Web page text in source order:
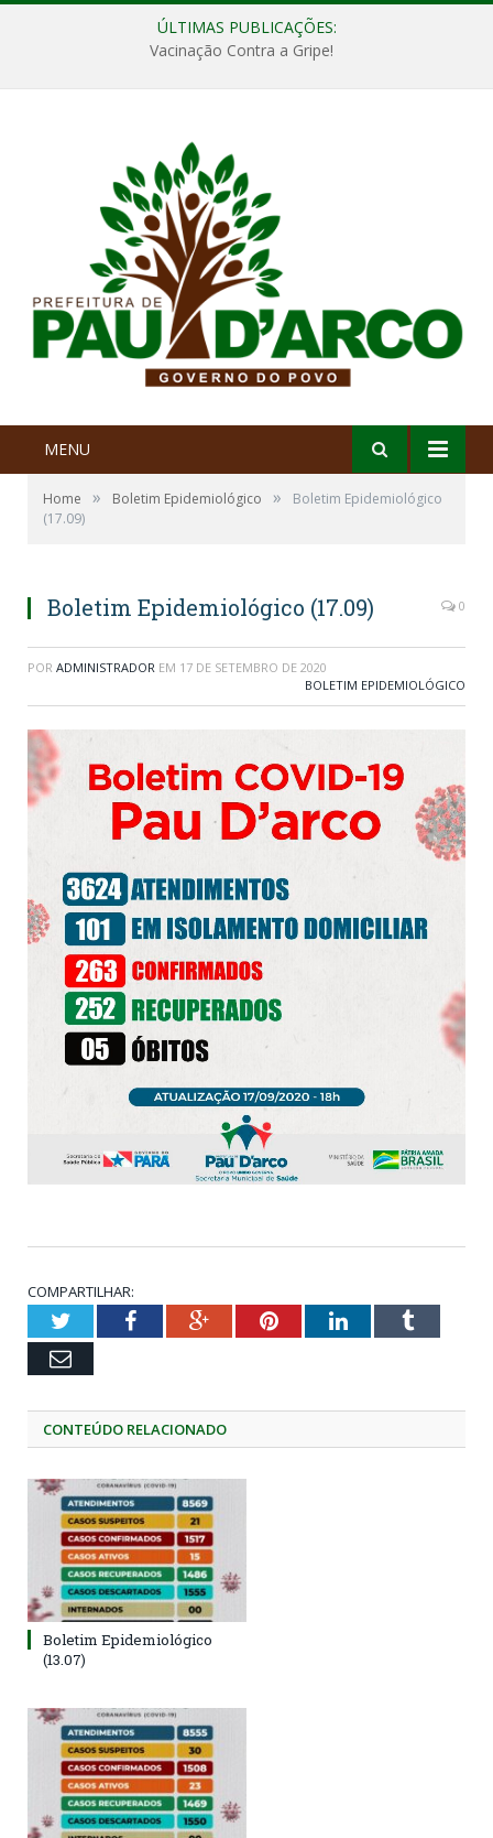
ÚLTIMAS PUBLICAÇÕES:
Vacinação Contra a Gripe!
MENU
Home » Boletim Epidemiológico »
Boletim Epidemiológico
(17.09)
Boletim Epidemiológico (17.09) 0
POR ADMINISTRADOR EM 17 DE SETEMBRO DE 2020
BOLETIM EPIDEMIOLÓGICO
COMPARTILHAR:
TwitterFacebookGoogle+PinterestLinkedInTumblr
Email
CONTEÚDO RELACIONADO
Boletim Epidemiológico
(13.07)